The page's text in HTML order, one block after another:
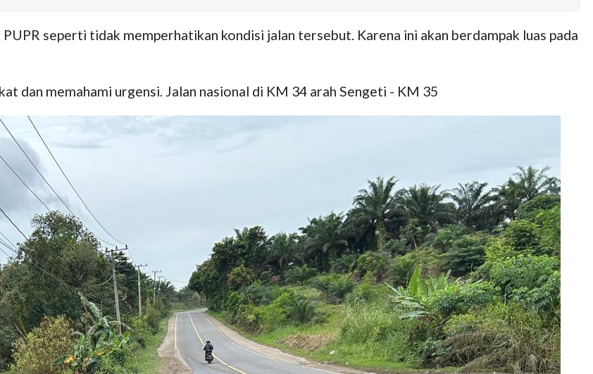
seperti tidak memperhatikan kondisi jalan tersebut. Karena ini akan berdampak luas pada
dan memahami urgensi. Jalan nasional di KM 34 arah Sengeti - KM 35